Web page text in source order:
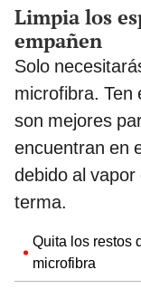
Limpia los
empañen
Solo
microfibra. Ten
son mejores
encuentran en
debido al
terma.
Quita los restos
microfibra